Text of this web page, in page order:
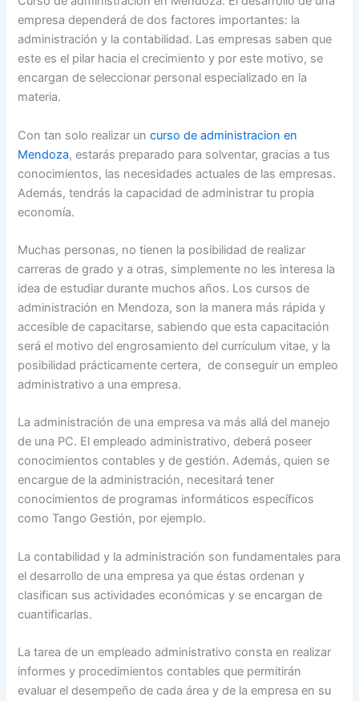
empresa dependerá de dos factores importantes: la
administración y la contabilidad. Las empresas saben que
este es el pilar hacia el crecimiento y por este motivo, se
encargan de seleccionar personal especializado en la
materia.
Con tan solo realizar uncurso de administracion en
Mendoza, estarás preparado para solventar, gracias a tus
conocimientos, las necesidades actuales de las empresas.
Además, tendrás la capacidad de administrar tu propia
economía.
Muchas personas, no tienen la posibilidad de realizar
carreras de grado y a otras, simplemente no les interesa la
idea de estudiar durante muchos años. Los cursos de
administración en Mendoza, son la manera más rápida y
accesible de capacitarse, sabiendo que esta capacitación
será el motivo del engrosamiento del currículum vitae, y la
posibilidad prácticamente certera, de conseguir un empleo
administrativo a una empresa.
La administración de una empresa va más allá del manejo
de una PC. El empleado administrativo, deberá poseer
conocimientos contables y de gestión. Además, quien se
encargue de la administración, necesitará tener
conocimientos de programas informáticos específicos
como Tango Gestión, por ejemplo.
La contabilidad y la administración son fundamentales para
el desarrollo de una empresa ya que éstas ordenan y
clasifican sus actividades económicas y se encargan de
cuantificarlas.
La tarea de un empleado administrativo consta en realizar
informes y procedimientos contables que permitirán
evaluar el desempeño de cada área y de la empresa en su